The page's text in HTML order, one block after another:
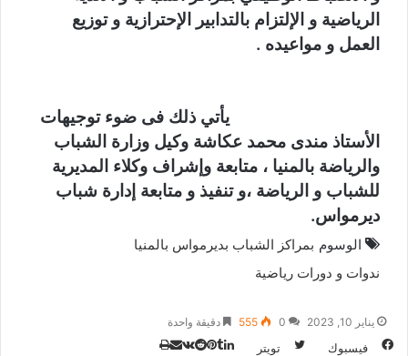
الرياضية و الإلتزام بالتدابير الإحترازية و توزيع
العمل و مواعيده .
يأتي ذلك فى ضوء توجيهات
الأستاذ مندى محمد عكاشة وكيل وزارة الشباب
والرياضة بالمنيا ، متابعة وإشراف وكلاء المديرية
للشباب و الرياضة ،و تنفيذ و متابعة إدارة شباب
ديرمواس.
الوسوم بمراكز الشباب بديرمواس بالمنيا
ندوات و دورات رياضية
يناير 10, 2023 0
555 دقيقة واحدة
فيسبوك تويتر لينكدإن
بينتيريست
مشاركة
طباعة